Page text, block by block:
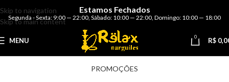
Skip to navigation
Skip to main content
Estamos Fechados
Segunda - Sexta: 9:00 — 22:00 Sábado: 10:00 — 22:00 Domingo: 10:00 — 18:00
MENU 0 R$
PROMOÇÕES